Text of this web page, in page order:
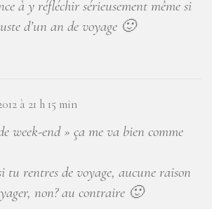
à y réfléchir sérieusement même si
d’un an de voyage 🙂
à 21 h 15 min
week-end » ça me va bien comme
tu rentres de voyage, aucune raison
non? au contraire 🙂